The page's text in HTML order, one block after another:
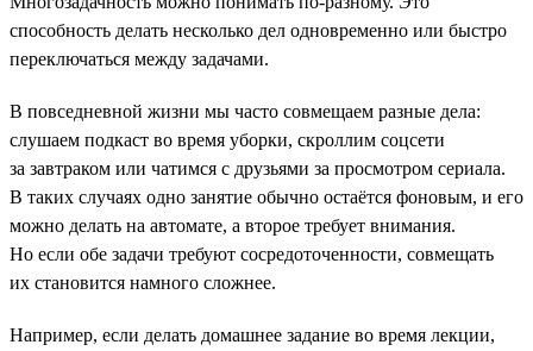
способность делать несколько дел одновременно или быстро
переключаться между задачами.
В повседневной жизни мы часто совмещаем разные дела:
слушаем подкаст во время уборки, скроллим соцсети
за завтраком или чатимся с друзьями за просмотром сериала.
В таких случаях одно занятие обычно остаётся фоновым, и его
можно делать на автомате, а второе требует внимания.
Но если обе задачи требуют сосредоточенности, совмещать
их становится намного сложнее.
Например, если делать домашнее задание во время лекции,